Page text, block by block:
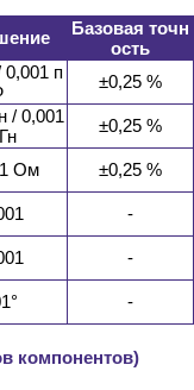
Базовая точн
ость
п
±0,25 %
/ 0,001
±0,25 %
Ом
±0,25 %
-
-
-
компонентов)